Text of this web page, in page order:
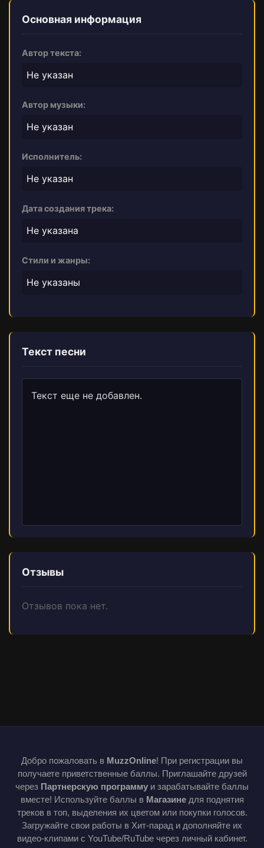
Основная информация
Автор текста:
Не указан
Автор музыки:
Не указан
Исполнитель:
Не указан
Дата создания трека:
Не указана
Стили и жанры:
Не указаны
Текст песни
Текст еще не добавлен.
Отзывы
Отзывов пока нет.
Добро пожаловать в MuzzOnline! При регистрации вы
получаете приветственные баллы. Приглашайте друзей
через Партнерскую программу и зарабатывайте баллы
вместе! Используйте баллы в Магазинедля поднятия
треков в топ, выделения их цветом или покупки голосов.
Загружайте свои работы в Хит-парад и дополняйте их
видео-клипами с YouTube/RuTube через личный кабинет.